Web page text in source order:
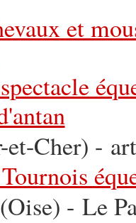
et
Cher) -
- Le